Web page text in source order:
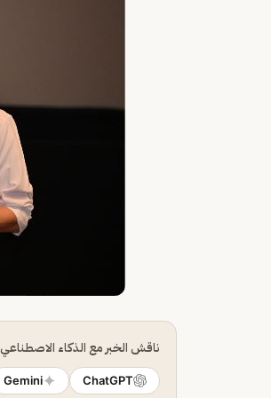
ناقش الخبر مع الذكاء الاصطناعي
ChatGPT
Gemini